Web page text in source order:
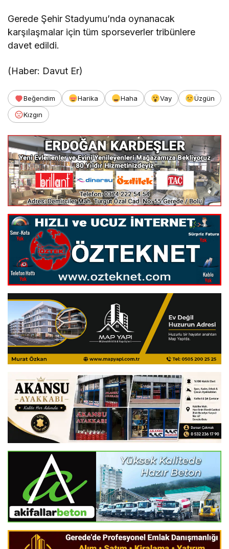
Gerede Şehir Stadyumu’nda oynanacak
karşılaşmalar için tüm sporseverler tribünlere
davet edildi.
(Haber: Davut Er)
Beğendim Harika Haha Vay
Üzgün
Kızgın